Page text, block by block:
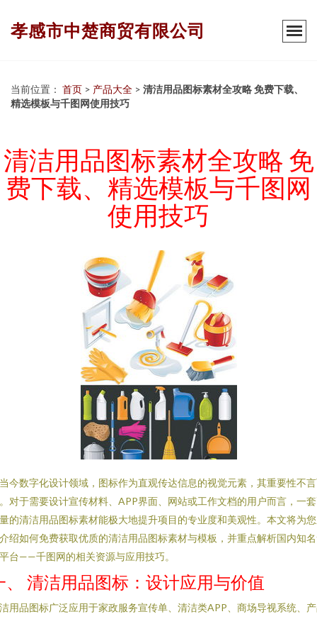
孝感市中楚商贸有限公司
当前位置： 首页 > 产品大全 > 清洁用品图标素材全攻略 免费下载、
精选模板与千图网使用技巧
清洁用品图标素材全攻略 免
费下载、精选模板与千图网
使用技巧
今数字化设计领域，图标作为直观传达信息的视觉元素，其重要性不
对于需要设计宣传材料、APP界面、网站或工作文档的用户而言，一
的清洁用品图标素材能极大地提升项目的专业度和美观性。本文将为
绍如何免费获取优质的清洁用品图标素材与模板，并重点解析国内知
台——千图网的相关资源与应用技巧。
、 清洁用品图标：设计应用与价值
用品图标广泛应用于家政服务宣传单、清洁类APP、商场导视系统、